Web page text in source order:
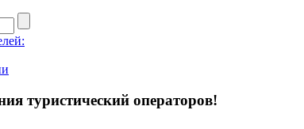
туристический операторов!